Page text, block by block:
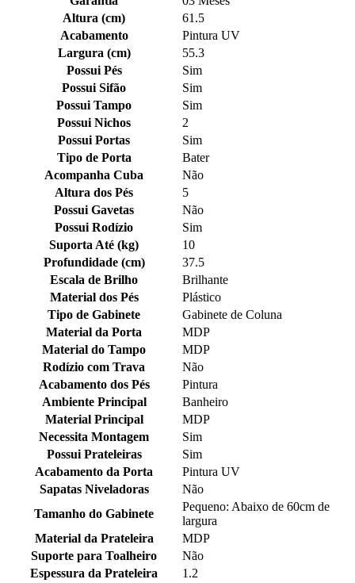
Altura (cm)
61.5
Acabamento
Pintura UV
Largura (cm)
55.3
Possui Pés
Sim
Possui Sifão
Sim
Possui Tampo
Sim
Possui Nichos
2
Possui Portas
Sim
Tipo de Porta
Bater
Acompanha Cuba
Não
Altura dos Pés
5
Possui Gavetas
Não
Possui Rodízio
Sim
Suporta Até (kg)
10
Profundidade (cm)
37.5
Escala de Brilho
Brilhante
Material dos Pés
Plástico
Tipo de Gabinete
Gabinete de Coluna
Material da Porta
MDP
Material do Tampo
MDP
Rodízio com Trava
Não
Acabamento dos Pés
Pintura
Ambiente Principal
Banheiro
Material Principal
MDP
Necessita Montagem
Sim
Possui Prateleiras
Sim
Acabamento da Porta
Pintura UV
Sapatas Niveladoras
Não
Tamanho do Gabinete
Pequeno: Abaixo de 60cm de
largura
Material da Prateleira
MDP
Suporte para Toalheiro
Não
Espessura da Prateleira
1.2